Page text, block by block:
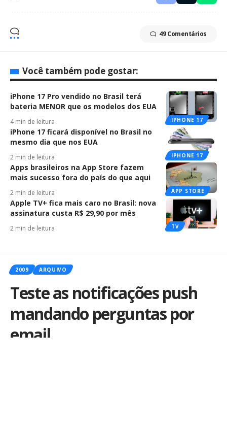
49 Comentários
Você também pode gostar:
IPHONE 17
iPhone 17 Pro vendido no Brasil terá
bateria MENOR que os modelos dos EUA
4 min de leitura
IPHONE 17
iPhone 17 ficará disponível no Brasil no
mesmo dia que nos EUA
2 min de leitura
APP STORE
Apps brasileiros na App Store fazem
mais sucesso fora do país do que aqui
2 min de leitura
TV
Apple TV+ fica mais caro no Brasil: nova
assinatura custa R$ 29,90 por mês
2 min de leitura
2009 ARQUIVO
Teste as notificações push
mandando perguntas por
email